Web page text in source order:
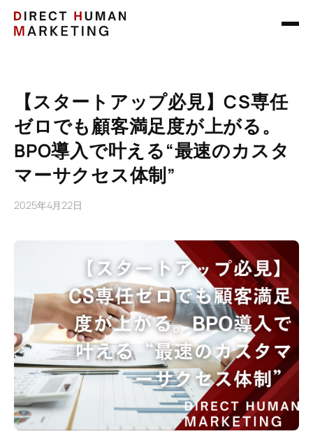
【スタートアップ必見】CS専任
ゼロでも顧客満足度が上がる。
BPO導入で叶える“最速のカスタ
マーサクセス体制”
2025年4月22日